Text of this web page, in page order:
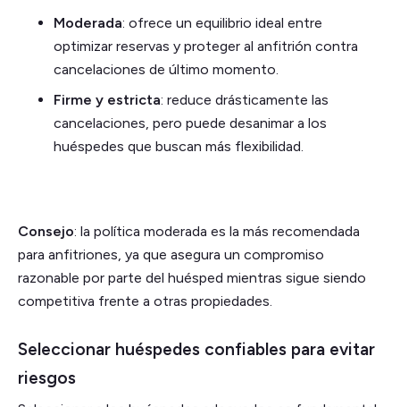
Moderada: ofrece un equilibrio ideal entre
optimizar reservas y proteger al anfitrión contra
cancelaciones de último momento.
Firme y estricta: reduce drásticamente las
cancelaciones, pero puede desanimar a los
huéspedes que buscan más flexibilidad.
Consejo: la política moderada es la más recomendada
para anfitriones, ya que asegura un compromiso
razonable por parte del huésped mientras sigue siendo
competitiva frente a otras propiedades.
Seleccionar huéspedes confiables para evitar
riesgos